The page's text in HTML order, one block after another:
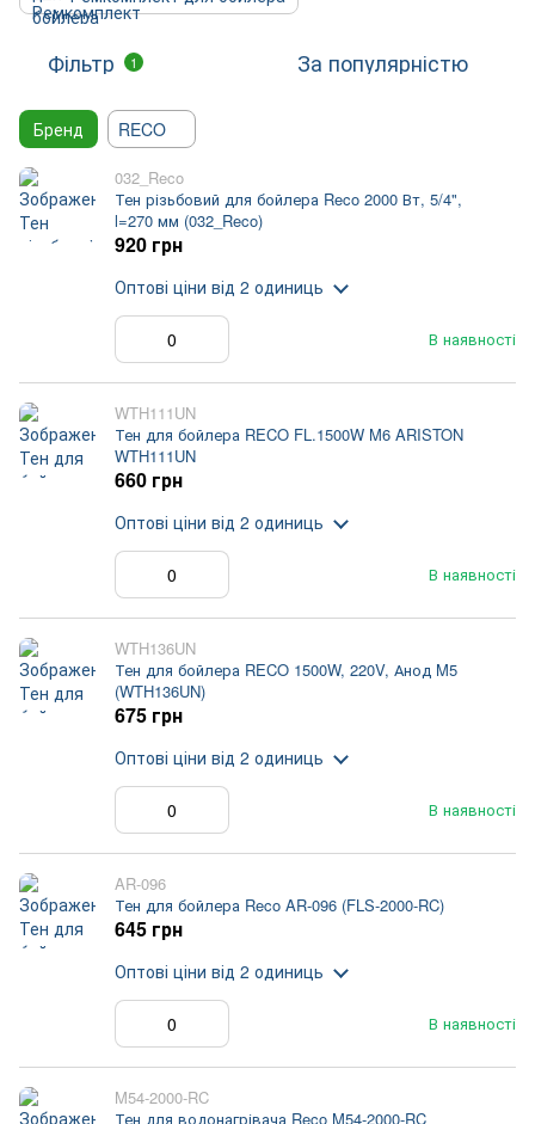
Фільтр 1 За популярністю
Бренд RECO
032_Reco
Тен різьбовий для бойлера Reco 2000 Вт, 5/4",
l=270 мм (032_Reco)
В наявності
920 грн
Оптові ціни від 2 одиниць
WTH111UN
Тен для бойлера RECO FL.1500W M6 ARISTON
WTH111UN
В наявності
660 грн
Оптові ціни від 2 одиниць
WTH136UN
Тен для бойлера RECO 1500W, 220V, Анод M5
(WTH136UN)
В наявності
675 грн
Оптові ціни від 2 одиниць
AR-096
Тен для бойлера Reco AR-096 (FLS-2000-RC)
В наявності
645 грн
Оптові ціни від 2 одиниць
M54-2000-RC
Тен для водонагрівача Reco M54-2000-RC